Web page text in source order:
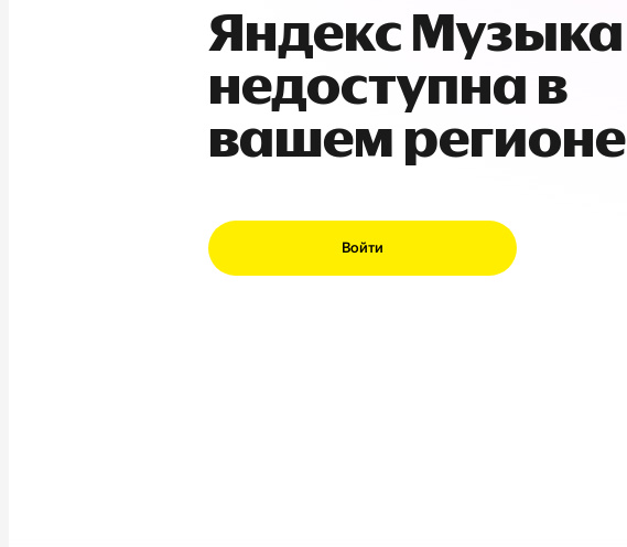
Яндекс Музыка
недоступна в
вашем регионе
Войти